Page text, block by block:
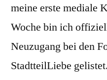
meine erste mediale
Woche bin ich
Neuzugang bei den
StadtteilLiebe